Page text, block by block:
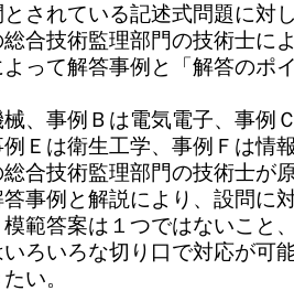
されている記述式問題に対
合技術監理部門の技術士に
って解答事例と「解答のポ
、事例Ｂは電気電子、事例
Ｅは衛生工学、事例Ｆは情
総合技術監理部門の技術士が
答事例と解説により、設問に
範答案は１つではないこと
ろいろな切り口で対応が可
い。